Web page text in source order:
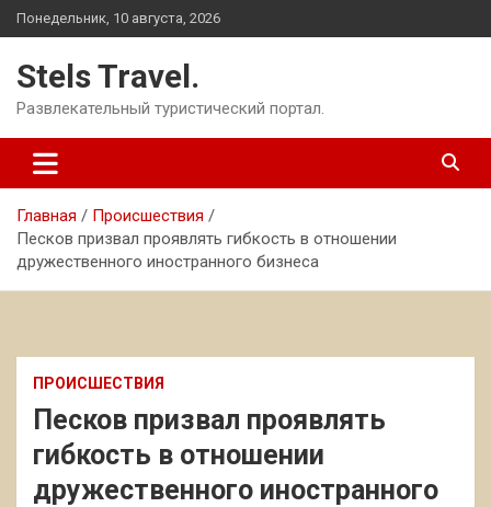
Перейти
к
Понедельник, 10 августа, 2026
Stels Travel.
Развлекательный туристический портал.
Главная
Происшествия
Песков призвал проявлять гибкость в отношении
дружественного иностранного бизнеса
ПРОИСШЕСТВИЯ
Песков призвал проявлять
гибкость в отношении
дружественного иностранного